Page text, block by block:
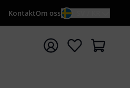
KontaktOm oss
{searchTerm}